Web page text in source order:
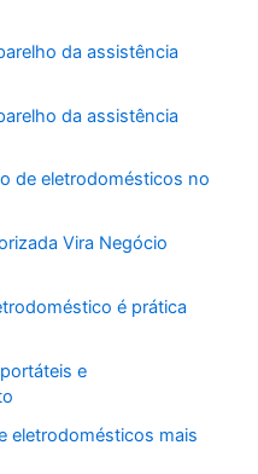
da assistência
da assistência
de eletrodomésticos no
Vira Negócio
é prática
e
eletrodomésticos mais